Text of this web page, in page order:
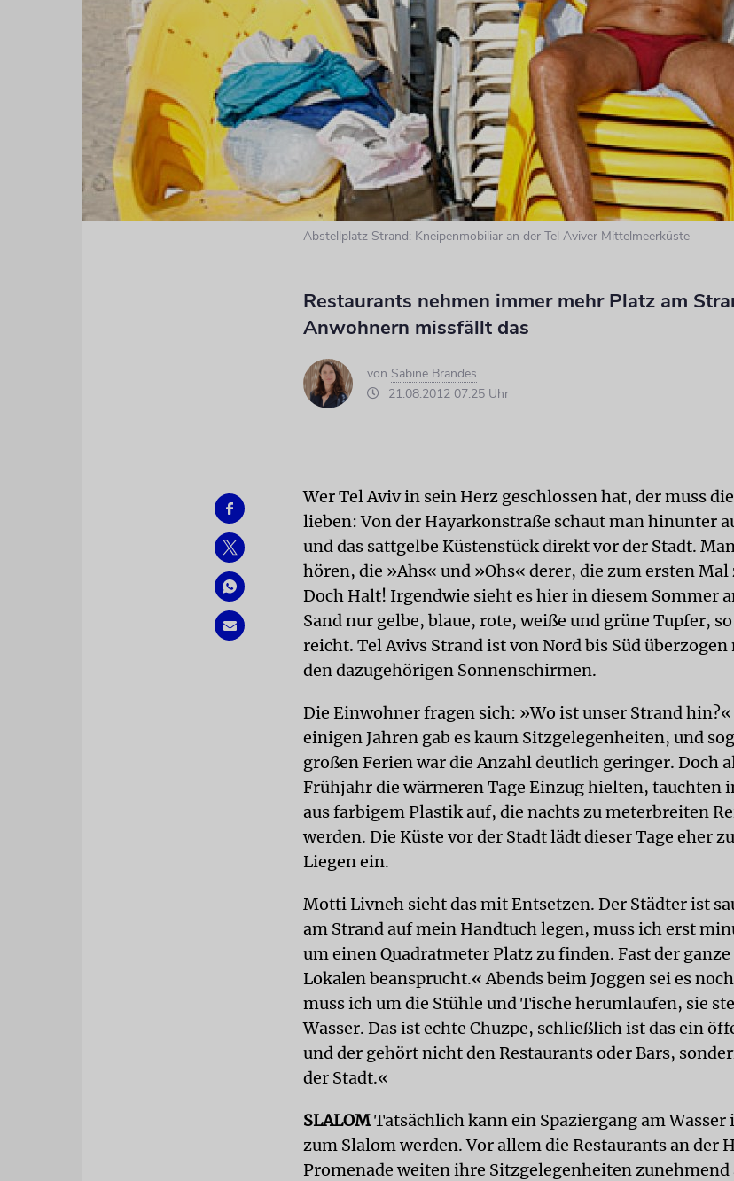
Abstellplatz Strand: Kneipenmobiliar an der Tel Aviver Mittelmeerküste
Restaurants nehmen immer mehr Platz am
Anwohnern missfällt das
von Sabine Brandes
21.08.2012 07:25 Uhr
Wer Tel Aviv in sein Herz geschlossen hat, der muss
lieben: Von der Hayarkonstraße schaut man hinunter
und das sattgelbe Küstenstück direkt vor der Stadt.
hören, die »Ahs« und »Ohs« derer, die zum ersten Mal
Doch Halt! Irgendwie sieht es hier in diesem Sommer
Sand nur gelbe, blaue, rote, weiße und grüne Tupfer,
reicht. Tel Avivs Strand ist von Nord bis Süd
den dazugehörigen Sonnenschirmen.
Die Einwohner fragen sich: »Wo ist unser Strand
einigen Jahren gab es kaum Sitzgelegenheiten, und
großen Ferien war die Anzahl deutlich geringer. Doch
Frühjahr die wärmeren Tage Einzug hielten, tauchten
aus farbigem Plastik auf, die nachts zu meterbreiten
werden. Die Küste vor der Stadt lädt dieser Tage eher
Liegen ein.
Motti Livneh sieht das mit Entsetzen. Der Städter ist
am Strand auf mein Handtuch legen, muss ich erst
um einen Quadratmeter Platz zu finden. Fast der
Lokalen beansprucht.« Abends beim Joggen sei es
muss ich um die Stühle und Tische herumlaufen, sie
Wasser. Das ist echte Chuzpe, schließlich ist das ein
und der gehört nicht den Restaurants oder Bars,
der Stadt.«
SLALOMTatsächlich kann ein Spaziergang am Wasser
zum Slalom werden. Vor allem die Restaurants an der
Promenade weiten ihre Sitzgelegenheiten zunehmend